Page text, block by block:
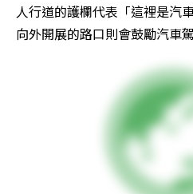
人行道的護欄代表「這裡是汽
向外開展的路口則會鼓勵汽車